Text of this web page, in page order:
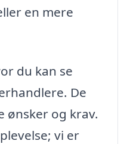
en mere
du kan se
De
ønsker og krav.
vi er